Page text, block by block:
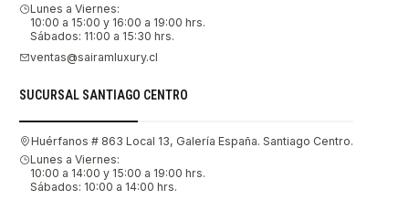
Lunes a Viernes:
10:00 a 15:00 y 16:00 a 19:00 hrs.
Sábados: 11:00 a 15:30 hrs.
ventas@sairamluxury.cl
SUCURSAL SANTIAGO CENTRO
Huérfanos # 863 Local 13, Galería España. Santiago Centro.
Lunes a Viernes:
10:00 a 14:00 y 15:00 a 19:00 hrs.
Sábados: 10:00 a 14:00 hrs.